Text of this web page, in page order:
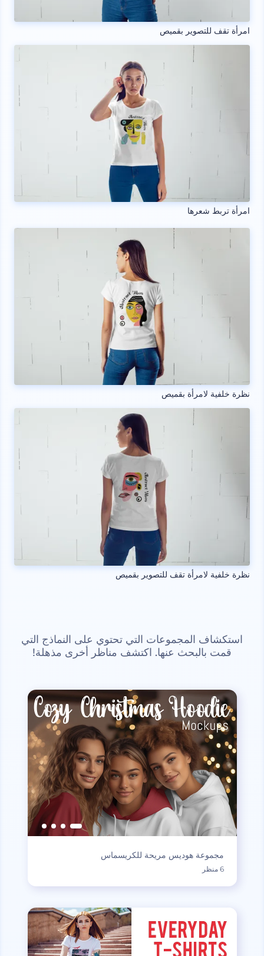
امرأة تقف للتصوير بقميص
امرأة تربط شعرها
نظرة خلفية لامرأة بقميص
نظرة خلفية لامرأة تقف للتصوير بقميص
استكشاف المجموعات التي تحتوي على النماذج التي
قمت بالبحث عنها. اكتشف مناظر أخرى مذهلة!
مجموعة هوديس مريحة للكريسماس
6 منظر